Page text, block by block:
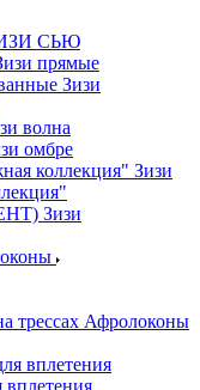
СЬЮ
прямые
Зизи
волна
омбре
Зизи
Зизи
Афролоконы